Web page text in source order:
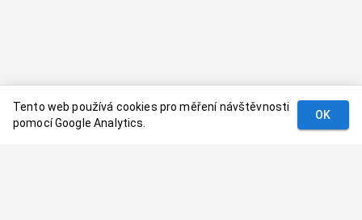
Tento web používá cookies pro měření návštěvnosti
pomocí Google Analytics.
OK